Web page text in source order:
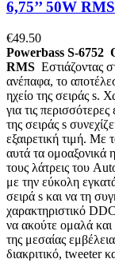
6,75’’ 50W
€49.50
Powerbass S-6752
RMS Εστιάζοντας
ανέπαφα, το
ηχείο της σειράς s.
για τις
της σειράς s
εξαιρετική τιμή. Με
αυτά τα ομοαξονικά
τους λάτρεις του
με την εύκολη
σειρά s και να τη
χαρακτηριστικό
να ακούτε ομαλά
της μεσαίας
διακριτικό, tweeter